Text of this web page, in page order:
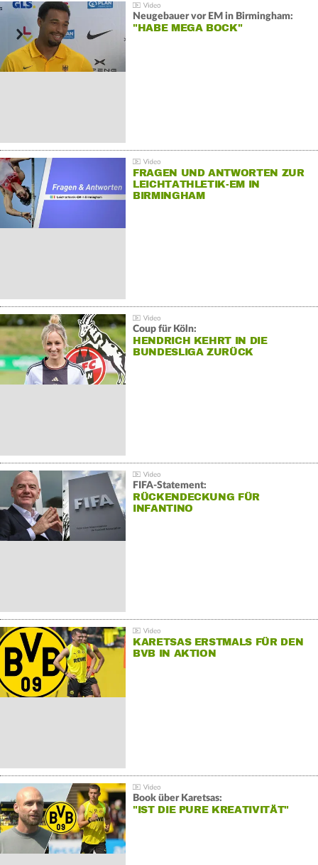
Neugebauer vor EM in Birmingham:
"HABE MEGA BOCK"
FRAGEN UND ANTWORTEN ZUR
LEICHTATHLETIK-EM IN
BIRMINGHAM
Coup für Köln:
HENDRICH KEHRT IN DIE
BUNDESLIGA ZURÜCK
FIFA-Statement:
RÜCKENDECKUNG FÜR
INFANTINO
KARETSAS ERSTMALS FÜR DEN
BVB IN AKTION
Book über Karetsas:
"IST DIE PURE KREATIVITÄT"